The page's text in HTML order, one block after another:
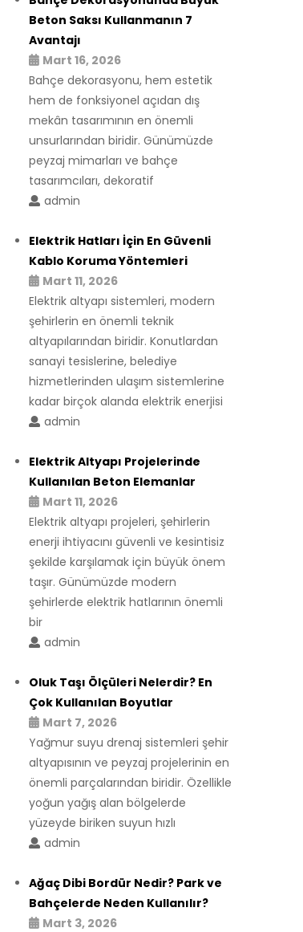
Beton Saksı Kullanmanın 7
Avantajı
Mart 16, 2026
Bahçe dekorasyonu, hem estetik
hem de fonksiyonel açıdan dış
mekân tasarımının en önemli
unsurlarından biridir. Günümüzde
peyzaj mimarları ve bahçe
tasarımcıları, dekoratif
admin
Elektrik Hatları İçin En Güvenli
Kablo Koruma Yöntemleri
Mart 11, 2026
Elektrik altyapı sistemleri, modern
şehirlerin en önemli teknik
altyapılarından biridir. Konutlardan
sanayi tesislerine, belediye
hizmetlerinden ulaşım sistemlerine
kadar birçok alanda elektrik enerjisi
admin
Elektrik Altyapı Projelerinde
Kullanılan Beton Elemanlar
Mart 11, 2026
Elektrik altyapı projeleri, şehirlerin
enerji ihtiyacını güvenli ve kesintisiz
şekilde karşılamak için büyük önem
taşır. Günümüzde modern
şehirlerde elektrik hatlarının önemli
bir
admin
Oluk Taşı Ölçüleri Nelerdir? En
Çok Kullanılan Boyutlar
Mart 7, 2026
Yağmur suyu drenaj sistemleri şehir
altyapısının ve peyzaj projelerinin en
önemli parçalarından biridir. Özellikle
yoğun yağış alan bölgelerde
yüzeyde biriken suyun hızlı
admin
Ağaç Dibi Bordür Nedir? Park ve
Bahçelerde Neden Kullanılır?
Mart 3, 2026